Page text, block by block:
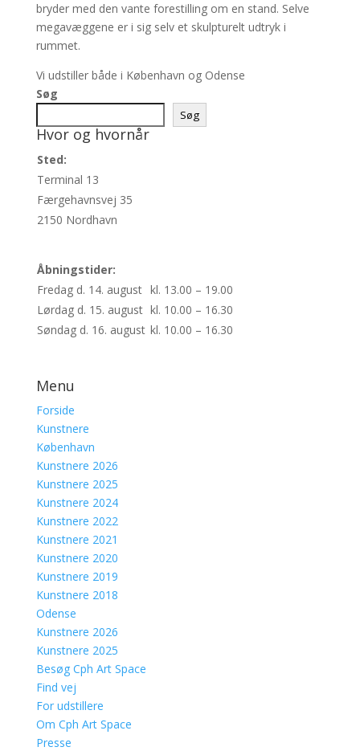
bryder med den vante forestilling om en stand. Selve
megavæggene er i sig selv et skulpturelt udtryk i
rummet.
Vi udstiller både i København og Odense
Søg
Søg
Hvor og hvornår
Sted:
Terminal 13
Færgehavnsvej 35
2150 Nordhavn
Åbningstider:
Fredag d. 14. august kl. 13.00 – 19.00
Lørdag d. 15. august kl. 10.00 – 16.30
Søndag d. 16. august kl. 10.00 – 16.30
Menu
Forside
Kunstnere
København
Kunstnere 2026
Kunstnere 2025
Kunstnere 2024
Kunstnere 2022
Kunstnere 2021
Kunstnere 2020
Kunstnere 2019
Kunstnere 2018
Odense
Kunstnere 2026
Kunstnere 2025
Besøg Cph Art Space
Find vej
For udstillere
Om Cph Art Space
Presse